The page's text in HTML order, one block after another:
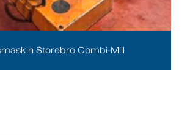
Storebro Combi-Mill